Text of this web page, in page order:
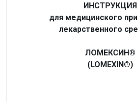
ИНСТРУКЦИЯ
для медицинского
лекарственного
ЛОМЕКСИН®
(LOMEXIN®)